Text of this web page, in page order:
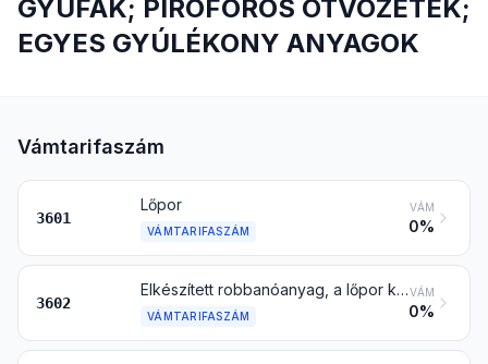
GYUFÁK; PIROFOROS ÖTVÖZETEK;
EGYES GYÚLÉKONY ANYAGOK
Vámtarifaszám
3601
Lőpor
VÁMTARIFASZÁM
VÁM
0%
3602
Elkészített robbanóanyag, a lőpor kivételével
VÁMTARIFASZÁM
VÁM
0%